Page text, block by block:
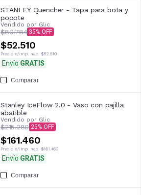
STANLEY Quencher - Tapa para bota y
popote
Vendido por Glic
$80.784 35
$52.510
Precio s/imp. nac. $52.510
Envío GRATIS
Comparar
Stanley IceFlow 2.0 - Vaso con pajilla
abatible
Vendido por Glic
$215.280 25
$161.460
Precio s/imp. nac. $161.460
Envío GRATIS
Comparar